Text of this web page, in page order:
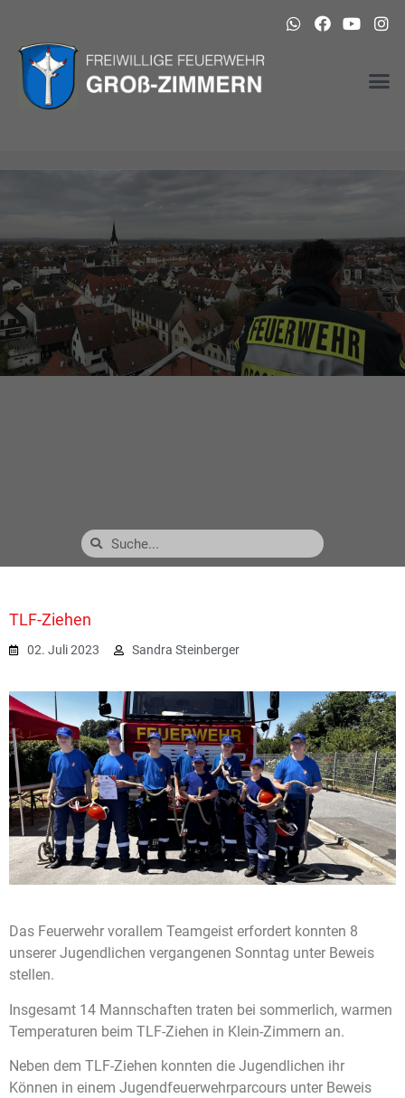
TLF-Ziehen
02. Juli 2023 Sandra Steinberger
Das Feuerwehr vorallem Teamgeist erfordert konnten 8
unserer Jugendlichen vergangenen Sonntag unter Beweis
stellen.
Insgesamt 14 Mannschaften traten bei sommerlich, warmen
Temperaturen beim TLF-Ziehen in Klein-Zimmern an.
Neben dem TLF-Ziehen konnten die Jugendlichen ihr
Können in einem Jugendfeuerwehrparcours unter Beweis